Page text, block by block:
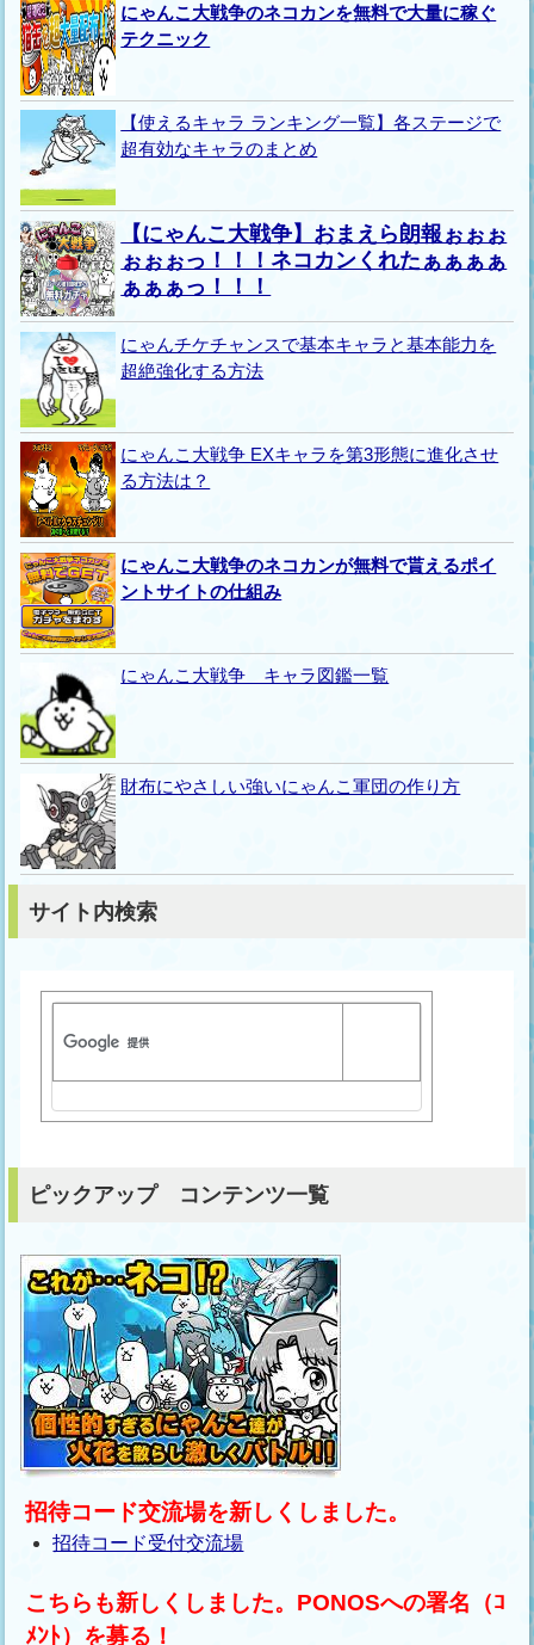
にゃんこ大戦争のネコカンを無料で大量に稼ぐ
テクニック
【使えるキャラ ランキング一覧】各ステージで
超有効なキャラのまとめ
【にゃんこ大戦争】おまえら朗報ぉぉぉ
ぉぉぉっ！！！ネコカンくれたぁぁぁぁ
ぁぁぁっ！！！
にゃんチケチャンスで基本キャラと基本能力を
超絶強化する方法
にゃんこ大戦争 EXキャラを第3形態に進化させ
る方法は？
にゃんこ大戦争のネコカンが無料で貰えるポイ
ントサイトの仕組み
にゃんこ大戦争 キャラ図鑑一覧
財布にやさしい強いにゃんこ軍団の作り方
サイト内検索
ピックアップ コンテンツ一覧
招待コード交流場を新しくしました。
招待コード受付交流場
こちらも新しくしました。PONOSへの署名（ｺ
ﾒﾝﾄ）を募る！